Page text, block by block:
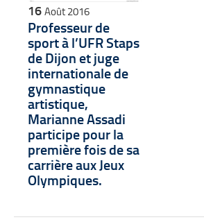
16Août 2016
Professeur de
sport à l’UFR Staps
de Dijon et juge
internationale de
gymnastique
artistique,
Marianne Assadi
participe pour la
première fois de sa
carrière aux Jeux
Olympiques.